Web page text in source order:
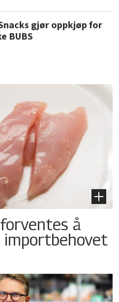
gjør oppkjøp for
BUBS
å